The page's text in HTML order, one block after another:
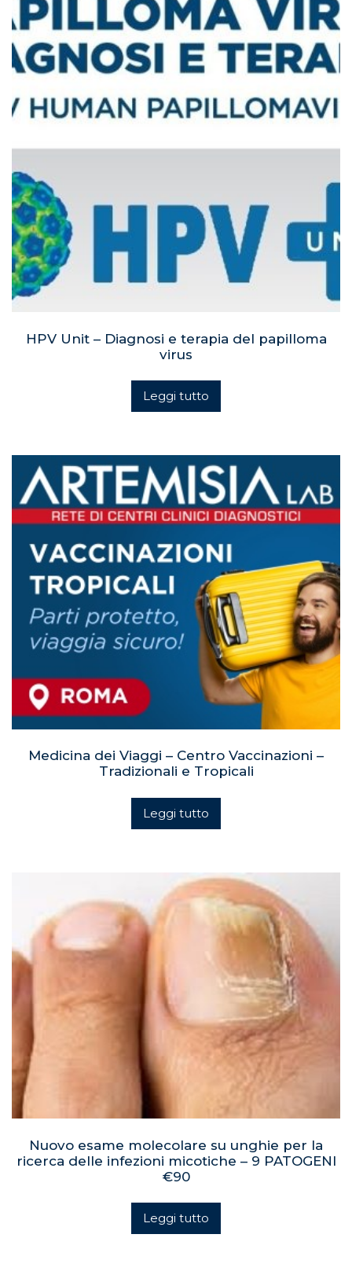
HPV Unit – Diagnosi e terapia del papilloma
virus
Leggi tutto
Medicina dei Viaggi – Centro Vaccinazioni –
Tradizionali e Tropicali
Leggi tutto
Nuovo esame molecolare su unghie per la
ricerca delle infezioni micotiche – 9 PATOGENI
€90
Leggi tutto